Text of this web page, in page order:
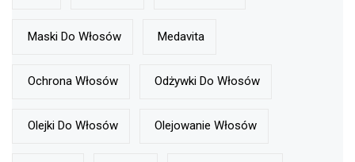
Maski Do Włosów Medavita
Ochrona Włosów Odżywki Do Włosów
Olejki Do Włosów Olejowanie Włosów